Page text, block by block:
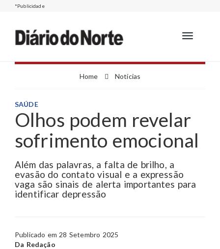
*Publicidade
Toggle
Home Notícias
SAÚDE
Olhos podem revelar
sofrimento emocional
Além das palavras, a falta de brilho, a
evasão do contato visual e a expressão
vaga são sinais de alerta importantes para
identificar depressão
Publicado em 28 Setembro 2025
Da Redação